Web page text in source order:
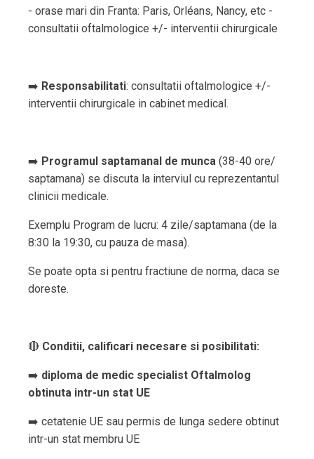
- orase mari din Franta: Paris, Orléans, Nancy, etc -
consultatii oftalmologice +/- interventii chirurgicale
➡️ Responsabilitati: consultatii oftalmologice +/-
interventii chirurgicale in cabinet medical.
➡️ Programul saptamanal de munca (38-40 ore/
saptamana) se discuta la interviul cu reprezentantul
clinicii medicale.
Exemplu Program de lucru: 4 zile/saptamana (de la
8:30 la 19:30, cu pauza de masa).
Se poate opta si pentru fractiune de norma, daca se
doreste.
🔴 Conditii, calificari necesare si posibilitati:
➡️ diploma de medic specialist Oftalmolog
obtinuta intr-un stat UE
➡️ cetatenie UE sau permis de lunga sedere obtinut
intr-un stat membru UE